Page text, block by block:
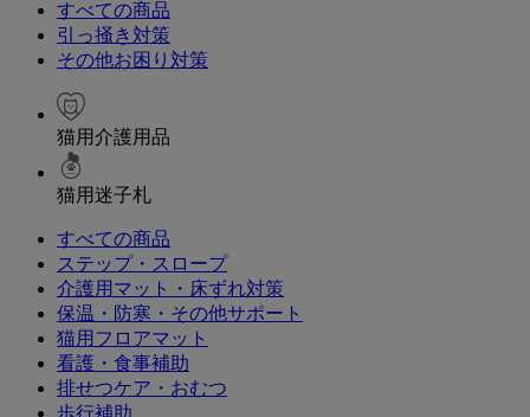
すべての商品
引っ掻き対策
その他お困り対策
猫用介護用品
猫用迷子札
すべての商品
ステップ・スロープ
介護用マット・床ずれ対策
保温・防寒・その他サポート
猫用フロアマット
看護・食事補助
排せつケア・おむつ
歩行補助